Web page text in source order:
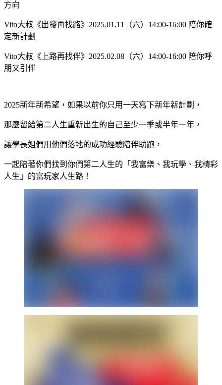
方向
Vito大叔 《出發再找路》 2025.01.11（六）14:00-16:00 陪你確
定新計劃
Vito大叔 《上路再找伴》 2025.02.08（六）14:00-16:00 陪你呼
朋又引伴
2025新年新希望，如果以前你只用一天寫下新年新計劃，
那麼留給第二人生重新出生的自己至少一季或半年一年，
讓學長姐們用他們落地的成功經驗陪伴助跑，
一起陪著你們找到你們第二人生的「我富樂、我玩學、我精彩
人生」的富玩家人生路！